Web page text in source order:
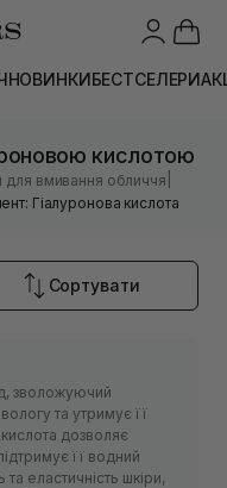
НОВИНКИБЕСТСЕЛЕРИ
кислотою
для вмивання обличчя
Гіалуронова кислота
Сортувати
зволожуючий
та утримує її
дозволяє
її водний
еластичність шкіри,